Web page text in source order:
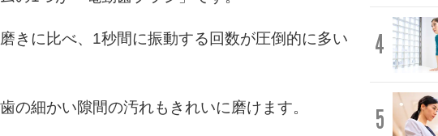
きに比べ、1秒間に振動する回数が圧倒的に多い
の細かい隙間の汚れもきれいに磨けます。
4
5